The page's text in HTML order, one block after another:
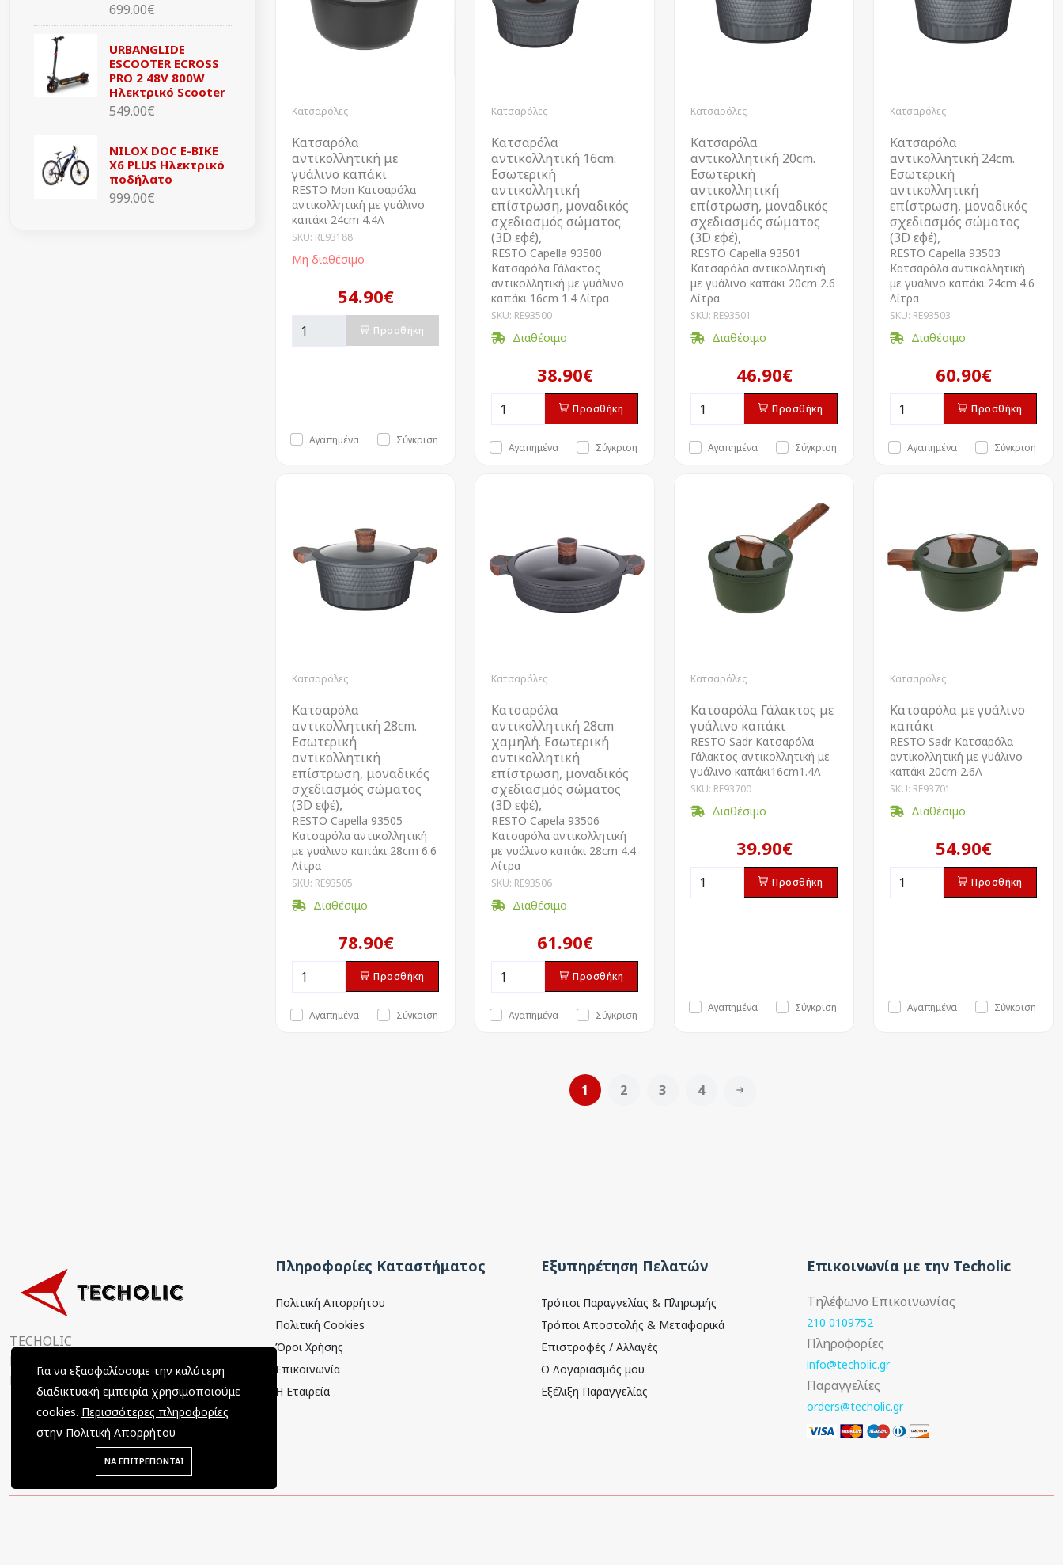
699.00€
URBANGLIDE
ESCOOTER ECROSS
PRO 2 48V 800W
Ηλεκτρικό Scooter
549.00€
NILOX DOC E-BIKE
X6 PLUS Ηλεκτρικό
ποδήλατο
999.00€
Κατσαρόλες
Kατσαρόλα
αντικολλητική με
γυάλινο καπάκι
RESTO Mon Kατσαρόλα
αντικολλητική με γυάλινο
καπάκι 24cm 4.4Λ
SKU: RE93188
Μη διαθέσιμο
54.90€
Προσθήκη
Αγαπημένα Σύγκριση
Κατσαρόλες
Κατσαρόλα
αντικολλητική 16cm.
Εσωτερική
αντικολλητική
επίστρωση, μοναδικός
σχεδιασμός σώματος
(3D εφέ),
RESTO Capella 93500
Kατσαρόλα Γάλακτος
αντικολλητική με γυάλινο
καπάκι 16cm 1.4 Λίτρα
SKU: RE93500
Διαθέσιμο
38.90€
Προσθήκη
Αγαπημένα Σύγκριση
Κατσαρόλες
Κατσαρόλα
αντικολλητική 20cm.
Εσωτερική
αντικολλητική
επίστρωση, μοναδικός
σχεδιασμός σώματος
(3D εφέ),
RESTO Capella 93501
Kατσαρόλα αντικολλητική
με γυάλινο καπάκι 20cm 2.6
Λίτρα
SKU: RE93501
Διαθέσιμο
46.90€
Προσθήκη
Αγαπημένα Σύγκριση
Κατσαρόλες
Κατσαρόλα
αντικολλητική 24cm.
Εσωτερική
αντικολλητική
επίστρωση, μοναδικός
σχεδιασμός σώματος
(3D εφέ),
RESTO Capella 93503
Kατσαρόλα αντικολλητική
με γυάλινο καπάκι 24cm 4.6
Λίτρα
SKU: RE93503
Διαθέσιμο
60.90€
Προσθήκη
Αγαπημένα Σύγκριση
Κατσαρόλες
Κατσαρόλα
αντικολλητική 28cm.
Εσωτερική
αντικολλητική
επίστρωση, μοναδικός
σχεδιασμός σώματος
(3D εφέ),
RESTO Capella 93505
Kατσαρόλα αντικολλητική
με γυάλινο καπάκι 28cm 6.6
Λίτρα
SKU: RE93505
Διαθέσιμο
78.90€
Προσθήκη
Αγαπημένα Σύγκριση
Κατσαρόλες
Κατσαρόλα
αντικολλητική 28cm
χαμηλή. Εσωτερική
αντικολλητική
επίστρωση, μοναδικός
σχεδιασμός σώματος
(3D εφέ),
RESTO Capela 93506
Kατσαρόλα αντικολλητική
με γυάλινο καπάκι 28cm 4.4
Λίτρα
SKU: RE93506
Διαθέσιμο
61.90€
Προσθήκη
Αγαπημένα Σύγκριση
Κατσαρόλες
Κατσαρόλα Γάλακτος με
γυάλινο καπάκι
RESTO Sadr Kατσαρόλα
Γάλακτος αντικολλητική με
γυάλινο καπάκι16cm1.4Λ
SKU: RE93700
Διαθέσιμο
39.90€
Προσθήκη
Αγαπημένα Σύγκριση
Κατσαρόλες
Κατσαρόλα με γυάλινο
καπάκι
RESTO Sadr Kατσαρόλα
αντικολλητική με γυάλινο
καπάκι 20cm 2.6Λ
SKU: RE93701
Διαθέσιμο
54.90€
Προσθήκη
Αγαπημένα Σύγκριση
1 2 3 4
TECHOLIC
Παραμυθιάς 4, 15354
Γλυκά Νερά, Αττική, Ελλάδα
Πληροφορίες Καταστήματος
Πολιτική Απορρήτου
Πολιτική Cookies
Όροι Χρήσης
Επικοινωνία
Η Εταιρεία
Εξυπηρέτηση Πελατών
Τρόποι Παραγγελίας & Πληρωμής
Τρόποι Αποστολής & Μεταφορικά
Επιστροφές / Αλλαγές
Ο Λογαριασμός μου
Εξέλιξη Παραγγελίας
Επικοινωνία με την Techolic
Τηλέφωνο Επικοινωνίας
210 0109752
Πληροφορίες
info@techolic.gr
Παραγγελίες
orders@techolic.gr
Για να εξασφαλίσουμε την καλύτερη
διαδικτυακή εμπειρία χρησιμοποιούμε
cookies. Περισσότερες πληροφορίες
στην Πολιτική Απορρήτου
ΝΑ ΕΠΙΤΡΕΠΟΝΤΑΙ